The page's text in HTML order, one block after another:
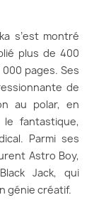
s’est montré
plus de 400
pages. Ses
de
au polar, en
le fantastique,
Parmi ses
Astro Boy,
Jack, qui
génie créatif.